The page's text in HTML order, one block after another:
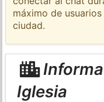
máximo de
ciudad.
Iglesia